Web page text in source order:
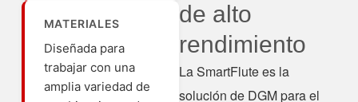
MATERIALES
Diseñada para
trabajar con una
amplia variedad de
de alto
rendimiento
La SmartFlute es la
solución de DGM para el